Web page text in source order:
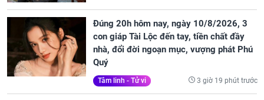
Đúng 20h hôm nay, ngày 10/8/2026, 3
con giáp Tài Lộc đến tay, tiền chất đầy
nhà, đổi đời ngoạn mục, vượng phát Phú
Quý
Tâm linh - Tử vi 3 giờ 19 phút trước